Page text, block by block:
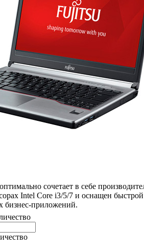
сочетает в себе
Intel Core i3/5/7 и оснащен
бизнес-приложений.